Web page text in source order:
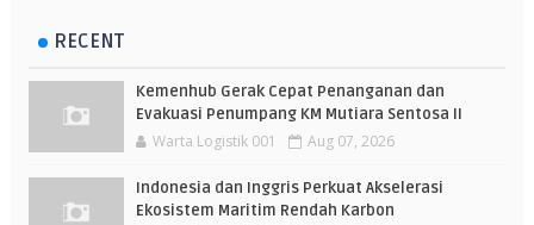
RECENT
Kemenhub Gerak Cepat Penanganan dan
Evakuasi Penumpang KM Mutiara Sentosa II
Warta Logistik 001 Aug 07, 2026
Indonesia dan Inggris Perkuat Akselerasi
Ekosistem Maritim Rendah Karbon